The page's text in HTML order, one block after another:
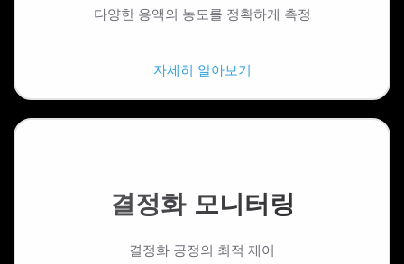
다양한 용액의 농도를 정확하게 측정
자세히 알아보기
결정화 모니터링
결정화 공정의 최적 제어